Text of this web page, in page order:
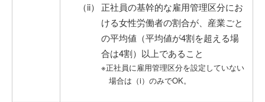
正社員の基幹的な雇用管理区分にお
ける女性労働者の割合が、産業ごと
の平均値（平均値が4割を超える場
合は4割）以上であること
※正社員に雇用管理区分を設定していない
場合は（i）のみでOK。